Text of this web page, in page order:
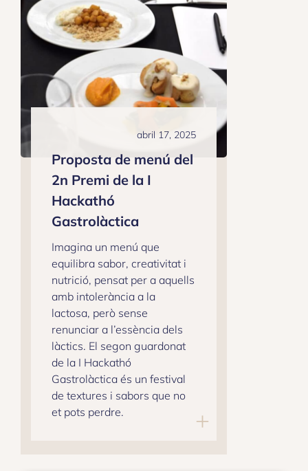
abril 17, 2025
Proposta de menú del
2n Premi de la I
Hackathó
Gastrolàctica
Imagina un menú que
equilibra sabor, creativitat i
nutrició, pensat per a aquells
amb intolerància a la
lactosa, però sense
renunciar a l’essència dels
làctics. El segon guardonat
de la I Hackathó
Gastrolàctica és un festival
de textures i sabors que no
et pots perdre.